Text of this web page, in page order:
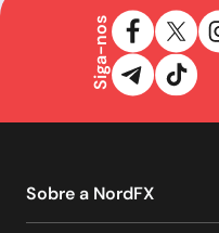
Siga-nos
Sobre a NordFX